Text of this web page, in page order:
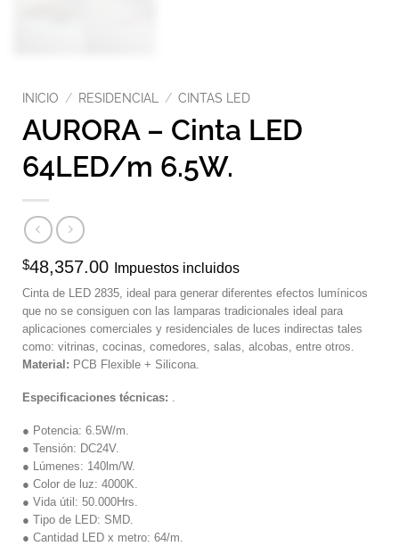
INICIO / RESIDENCIAL / CINTAS LED
AURORA – Cinta LED
64LED/m 6.5W.
$48,357.00 Impuestos incluidos
Cinta de LED 2835, ideal para generar diferentes efectos lumínicos
que no se consiguen con las lamparas tradicionales ideal para
aplicaciones comerciales y residenciales de luces indirectas tales
como: vitrinas, cocinas, comedores, salas, alcobas, entre otros.
Material: PCB Flexible + Silicona.
Especificaciones técnicas: .
● Potencia: 6.5W/m.
● Tensión: DC24V.
● Lúmenes: 140lm/W.
● Color de luz: 4000K.
● Vida útil: 50.000Hrs.
● Tipo de LED: SMD.
● Cantidad LED x metro: 64/m.